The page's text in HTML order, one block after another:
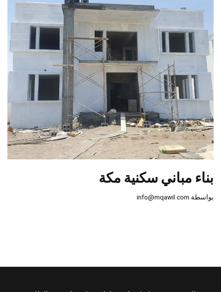
بناء مباني سكنية مكة
بواسطة info@mqawil.com